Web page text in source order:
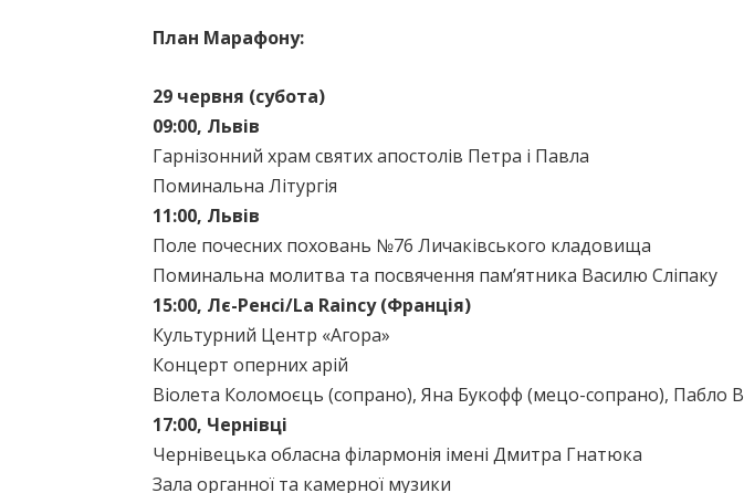
План Марафону:
29 червня (субота)
09:00, Львів
Гарнізонний храм святих апостолів Петра і Павла
Поминальна Літургія
11:00, Львів
Поле почесних поховань №76 Личаківського кладовища
Поминальна молитва та посвячення пам’ятника Василю Сліпаку
15:00, Лє-Ренсі/La Raincy (Франція)
Культурний Центр «Агора»
Концерт оперних арій
Віолета Коломоєць (сопрано), Яна Букофф (мецо-сопрано), Пабло
17:00, Чернівці
Чернівецька обласна філармонія імені Дмитра Гнатюка
Зала органної та камерної музики